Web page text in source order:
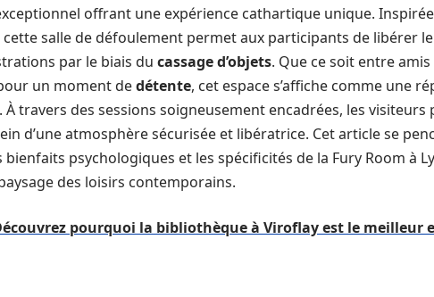
offrant une expérience cathartique unique.
cette salle de défoulement permet aux participants de libérer
par le biais du cassage d’objets. Que ce soit entre
un moment dedétente, cet espace s’affiche comme une
À travers des sessions soigneusement encadrées, les
d’une atmosphère sécurisée et libératrice. Cet article se
psychologiques et les spécificités de la Fury Room à
des loisirs contemporains.
pourquoi la bibliothèque à Viroflay est le meilleur